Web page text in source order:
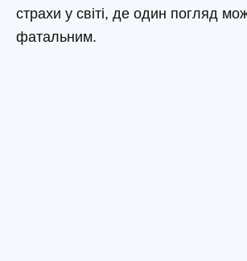
страхи у світі, де один погляд
фатальним.